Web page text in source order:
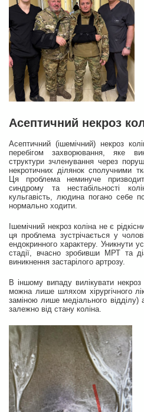
Асептичний некроз
Асептичний (ішемічний) некроз
перебігом захворювання, яке
структури зчленування через
некротичних ділянок сполучними
Ця проблема неминуче
синдрому та нестабільності
кульгавість, людина погано себе
нормально ходити.
Ішемічний некроз коліна не є
ця проблема зустрічається у
ендокринного характеру. Уникнути
стадії, вчасно зробивши МРТ та
виникнення застарілого артрозу.
В іншому випаду вилікувати
можна лише шляхом хірургічного
заміною лише медіального відділу)
залежно від стану коліна.